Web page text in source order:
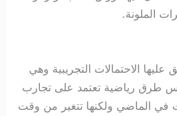
الملونة.
عليها الاحتمالات التجريبية وهي
طرق رياضية تعتمد على تجارب
الماضي ولكنها تتغير من وقت